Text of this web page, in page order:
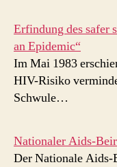
Erfindung des safer
an Epidemic“
Im Mai 1983
HIV-Risiko
Schwule…
Nationaler Aids-
Der Nationale